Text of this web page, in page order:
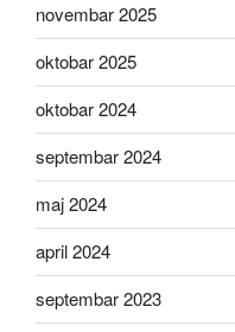
novembar 2025
oktobar 2025
oktobar 2024
septembar 2024
maj 2024
april 2024
septembar 2023